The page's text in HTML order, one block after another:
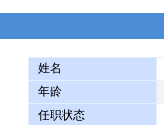
姓名
年龄
任职状态